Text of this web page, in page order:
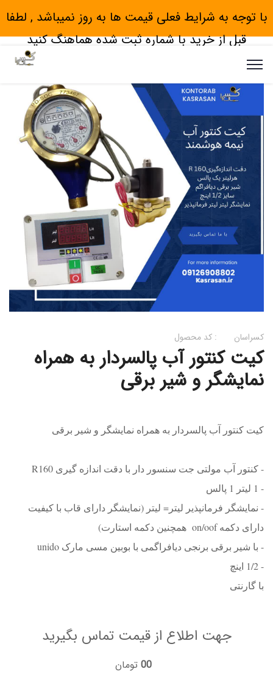
با توجه به شرایط فعلی قیمت ها به روز نمیباشد , لطفا
قبل از خرید با شماره ثبت شده هماهنگ کنید
کد محصول : کسراسان
کیت کنتور آب پالسردار به همراه
نمایشگر و شیر برقی
کیت کنتور آب پالسردار به همراه نمایشگر و شیر برقی
- کنتور آب مولتی جت سنسور دار با دقت اندازه گیری R160
- 1 لیتر 1 پالس
- نمایشگر فرمانپذیر لیتر= لیتر (نمایشگر دارای قاب با کیفیت
دارای دکمه on/oof همچنین دکمه استارت)
- با شیر برقی برنجی دیافراگمی با بوبین مسی مارک unido
- 1/2 اینچ
با گارنتی
جهت اطلاع از قیمت تماس بگیرید
00 تومان